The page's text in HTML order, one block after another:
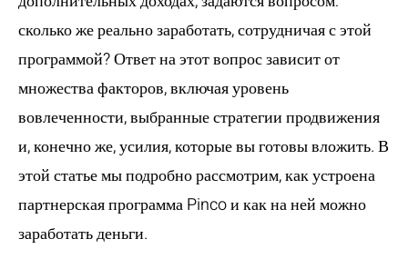
сколько же реально заработать, сотрудничая с этой
программой? Ответ на этот вопрос зависит от
множества факторов, включая уровень
вовлеченности, выбранные стратегии продвижения
и, конечно же, усилия, которые вы готовы вложить. В
этой статье мы подробно рассмотрим, как устроена
партнерская программа Pinco и как на ней можно
заработать деньги.